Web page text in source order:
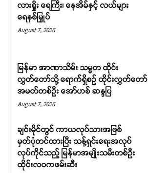
လားရှိုး ရေကြီး၊ နေအိမ်နှင့် လယ်များ
ရေနစ်မြှုပ်
August 7, 2026
မြန်မာ အာဏာသိမ်း သမ္မတ ထိုင်း
လွှတ်တော်သို့ ရောက်ရှိစဉ် ထိုင်းလွှတ်တော်
အမတ်တစ်ဦး အော်ဟစ် ဆန္ဒပြ
August 7, 2026
ချင်းမိုင်တွင် ကာယလုပ်သားအဖြစ်
မှတ်ပုံတင်ထားပြီး သန့်ရှင်းရေးအလုပ်
လုပ်ကိုင်သည့် မြန်မာအမျိုးသမီးတစ်ဦး
ထိုင်းလဝကဖမ်းဆီး